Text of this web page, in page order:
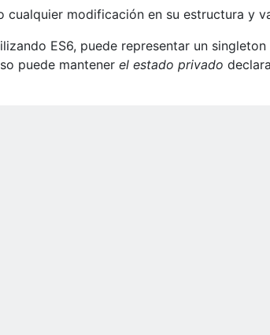
cualquier modificación en su estructura y
ES6, puede representar un singleton
puede mantener el estado privado